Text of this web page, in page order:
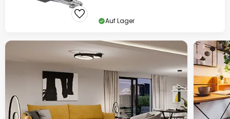
Auf Lager